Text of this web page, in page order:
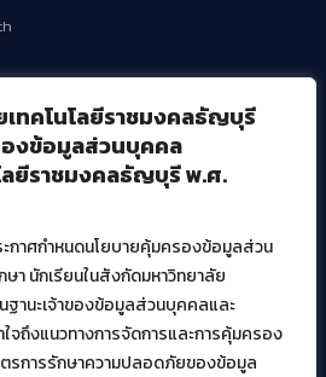
เทคโนโลยีราชมงคลธัญบุรี
องข้อมูลส่วนบุคคล
ลยีราชมงคลธัญบุรี พ.ศ.
กาศกำหนดนโยบายคุ้มครองข้อมูลส่วน
า นักเรียนในสังกัดมหาวิทยาลัย
ฐานะเจ้าของข้อมูลส่วนบุคคลและ
จถึงแนวทางการจัดการและการคุ้มครอง
รการรักษาความปลอดภัยของข้อมูล
หน่วยงานภายนอก